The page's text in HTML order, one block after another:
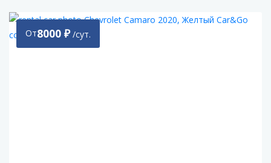
От8000 ₽ /сут.